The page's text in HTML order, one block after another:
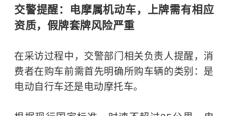
交警提醒：电摩属机动车，上牌需有相应
资质，假牌套牌风险严重
在采访过程中，交警部门相关负责人提醒，消
费者在购车前需首先明确所购车辆的类别：是
电动自行车还是电动摩托车。